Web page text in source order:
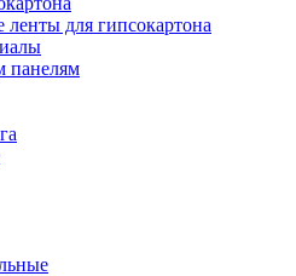
для гипсокартона
панелям